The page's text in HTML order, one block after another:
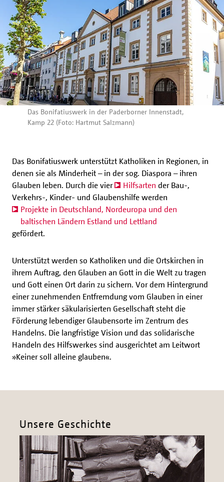
Das Bonifatiuswerk in der Paderborner Innenstadt,
Kamp 22 (Foto: Hartmut Salzmann)
Das Bonifatiuswerk unterstützt Katholiken in Regionen, in
denen sie als Minderheit – in der sog. Diaspora – ihren
Glauben leben. Durch die vier
Hilfsarten der Bau-,
Verkehrs-, Kinder- und Glaubenshilfe werden
Projekte in Deutschland, Nordeuropa und den
baltischen Ländern Estland und Lettland
gefördert.
Unterstützt werden so Katholiken und die Ortskirchen in
ihrem Auftrag, den Glauben an Gott in die Welt zu tragen
und Gott einen Ort darin zu sichern. Vor dem Hintergrund
einer zunehmenden Entfremdung vom Glauben in einer
immer stärker säkularisierten Gesellschaft steht die
Förderung lebendiger Glaubensorte im Zentrum des
Handelns. Die langfristige Vision und das solidarische
Handeln des Hilfswerkes sind ausgerichtet am Leitwort
»Keiner soll alleine glauben«.
Unsere Geschichte